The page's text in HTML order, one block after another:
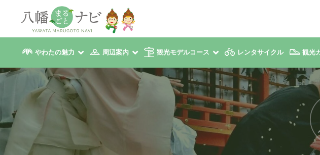
やわたの魅力 周辺案内 観光モデルコース レンタサイクル 観光